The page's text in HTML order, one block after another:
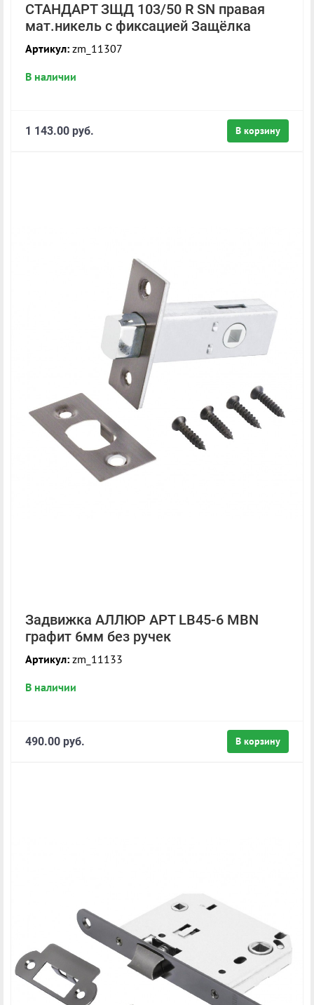
СТАНДАРТ ЗЩД 103/50 R SN правая
мат.никель с фиксацией Защёлка
Артикул: zm_11307
В наличии
В корзину
1 143.00 руб.
Задвижка АЛЛЮР АРТ LB45-6 MBN
графит 6мм без ручек
Артикул: zm_11133
В наличии
В корзину
490.00 руб.